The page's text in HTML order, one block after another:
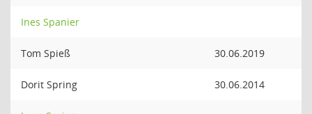
Ines Spanier
Tom Spieß 30.06.2019
Dorit Spring 30.06.2014